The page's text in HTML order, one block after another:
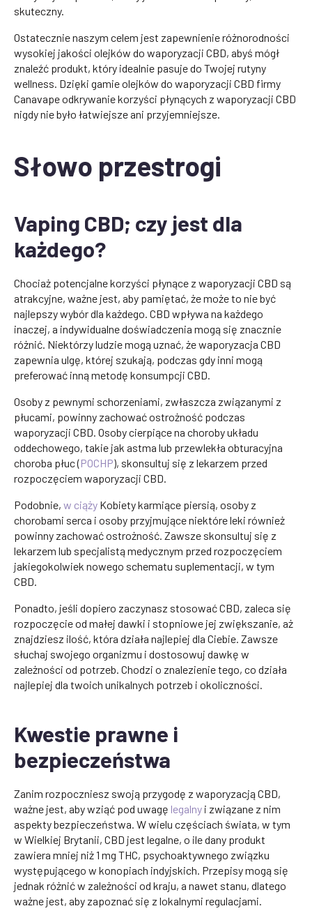
skuteczny.
Ostatecznie naszym celem jest zapewnienie różnorodności
wysokiej jakości olejków do waporyzacji CBD, abyś mógł
znaleźć produkt, który idealnie pasuje do Twojej rutyny
wellness. Dzięki gamie olejków do waporyzacji CBD firmy
Canavape odkrywanie korzyści płynących z waporyzacji CBD
nigdy nie było łatwiejsze ani przyjemniejsze.
Słowo przestrogi
Vaping CBD; czy jest dla
każdego?
Chociaż potencjalne korzyści płynące z waporyzacji CBD są
atrakcyjne, ważne jest, aby pamiętać, że może to nie być
najlepszy wybór dla każdego. CBD wpływa na każdego
inaczej, a indywidualne doświadczenia mogą się znacznie
różnić. Niektórzy ludzie mogą uznać, że waporyzacja CBD
zapewnia ulgę, której szukają, podczas gdy inni mogą
preferować inną metodę konsumpcji CBD.
Osoby z pewnymi schorzeniami, zwłaszcza związanymi z
płucami, powinny zachować ostrożność podczas
waporyzacji CBD. Osoby cierpiące na choroby układu
oddechowego, takie jak astma lub przewlekła obturacyjna
choroba płuc (POCHP), skonsultuj się z lekarzem przed
rozpoczęciem waporyzacji CBD.
Podobnie, w ciąży Kobiety karmiące piersią, osoby z
chorobami serca i osoby przyjmujące niektóre leki również
powinny zachować ostrożność. Zawsze skonsultuj się z
lekarzem lub specjalistą medycznym przed rozpoczęciem
jakiegokolwiek nowego schematu suplementacji, w tym
CBD.
Ponadto, jeśli dopiero zaczynasz stosować CBD, zaleca się
rozpoczęcie od małej dawki i stopniowe jej zwiększanie, aż
znajdziesz ilość, która działa najlepiej dla Ciebie. Zawsze
słuchaj swojego organizmu i dostosowuj dawkę w
zależności od potrzeb. Chodzi o znalezienie tego, co działa
najlepiej dla twoich unikalnych potrzeb i okoliczności.
Kwestie prawne i
bezpieczeństwa
Zanim rozpoczniesz swoją przygodę z waporyzacją CBD,
ważne jest, aby wziąć pod uwagę legalny i związane z nim
aspekty bezpieczeństwa. W wielu częściach świata, w tym
w Wielkiej Brytanii, CBD jest legalne, o ile dany produkt
zawiera mniej niż 1 mg THC, psychoaktywnego związku
występującego w konopiach indyjskich. Przepisy mogą się
jednak różnić w zależności od kraju, a nawet stanu, dlatego
ważne jest, aby zapoznać się z lokalnymi regulacjami.